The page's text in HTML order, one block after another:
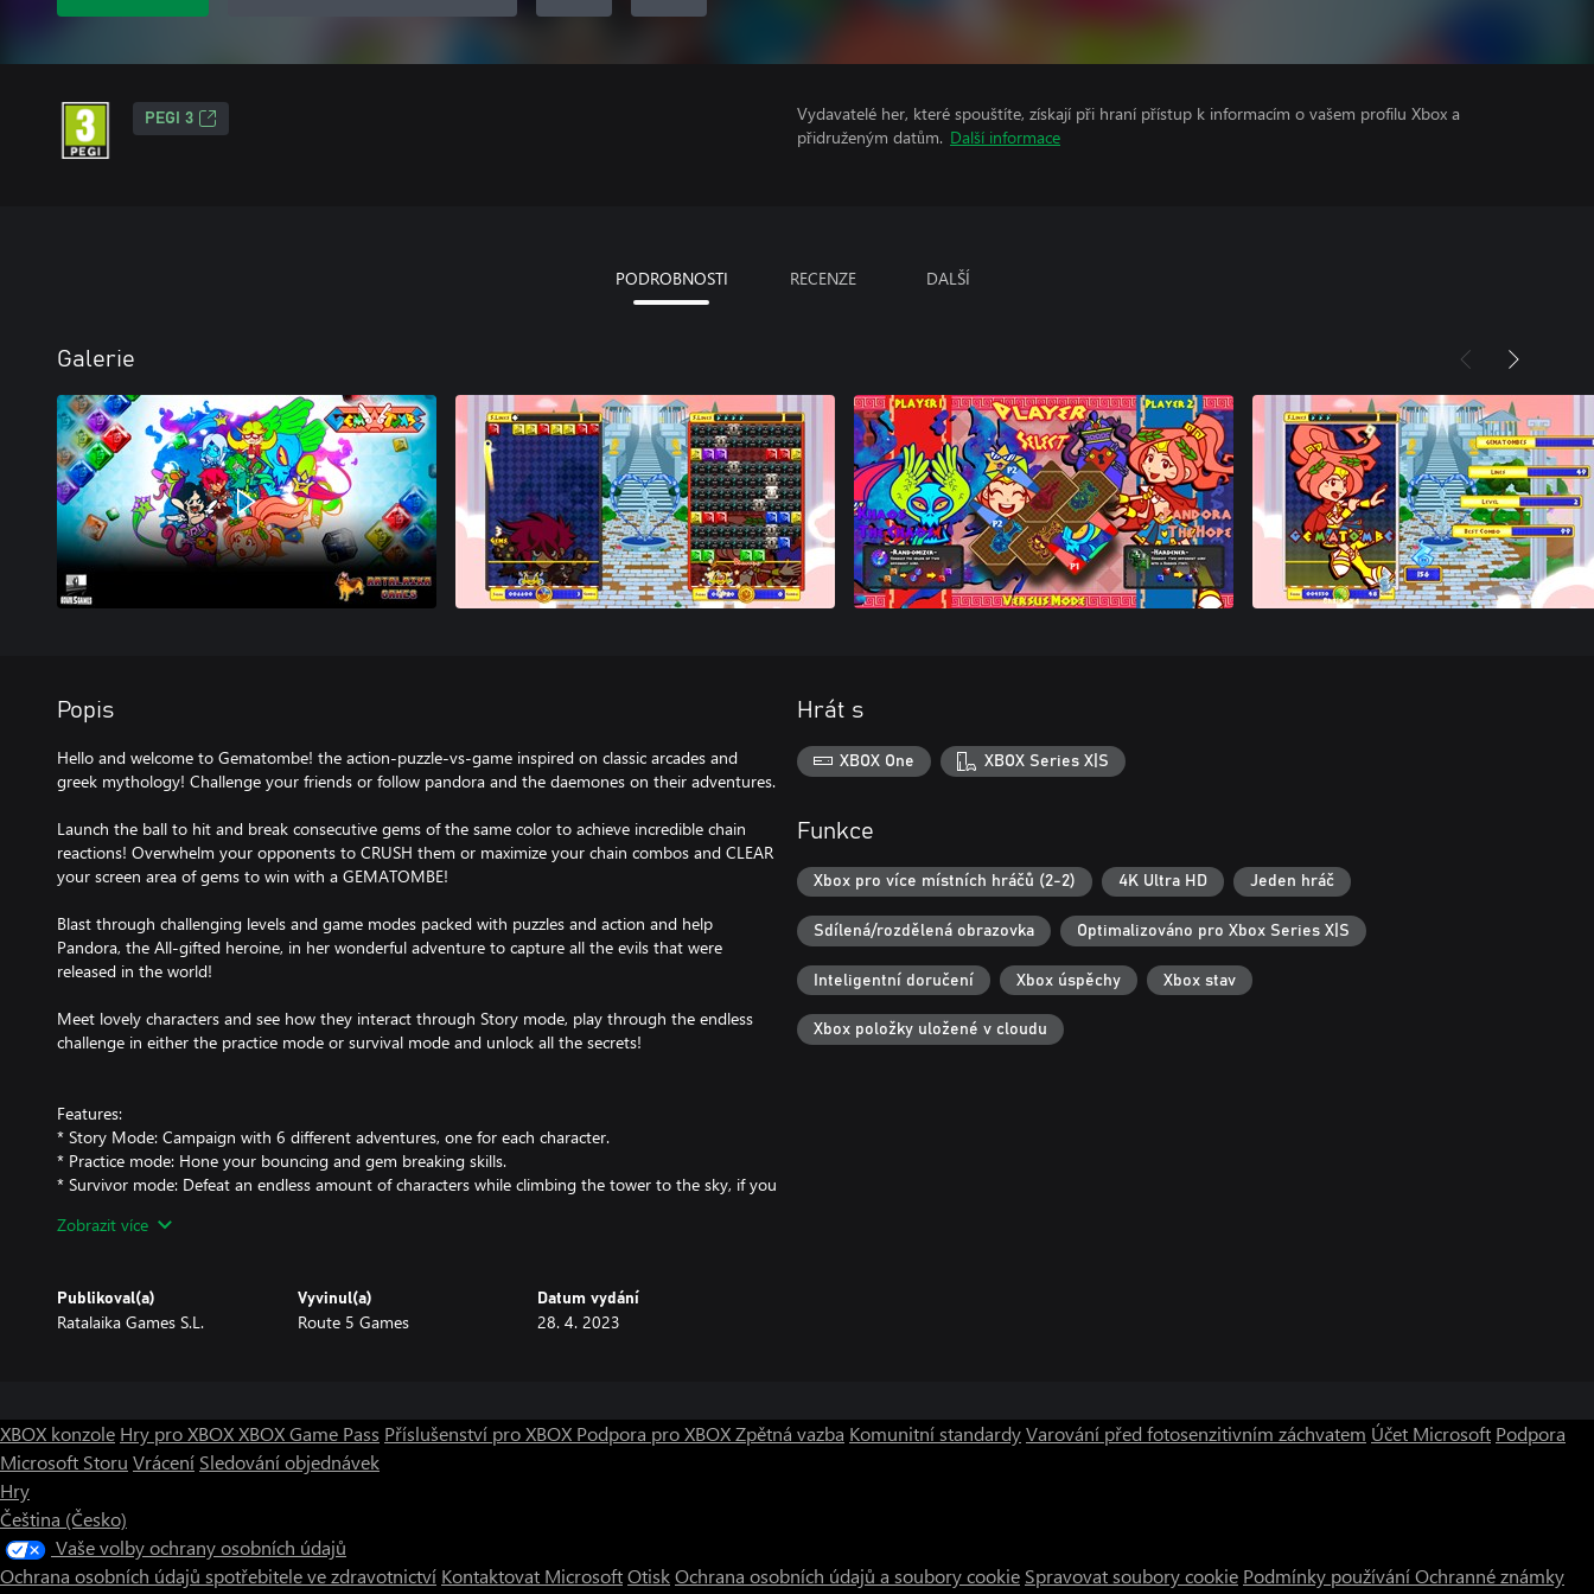
PEGI 3
Vydavatelé her, které spouštíte, získají při hraní přístup k informacím o vašem profilu Xbox a
přidruženým datům. Další informace
PODROBNOSTI RECENZE DALŠÍ
Galerie
Popis
Hello and welcome to Gematombe! the action-puzzle-vs-game inspired on classic arcades and
greek mythology! Challenge your friends or follow pandora and the daemones on their adventures.
Launch the ball to hit and break consecutive gems of the same color to achieve incredible chain
reactions! Overwhelm your opponents to CRUSH them or maximize your chain combos and CLEAR
your screen area of gems to win with a GEMATOMBE!
Blast through challenging levels and game modes packed with puzzles and action and help
Pandora, the All-gifted heroine, in her wonderful adventure to capture all the evils that were
released in the world!
Meet lovely characters and see how they interact through Story mode, play through the endless
challenge in either the practice mode or survival mode and unlock all the secrets!
Features:
* Story Mode: Campaign with 6 different adventures, one for each character.
* Practice mode: Hone your bouncing and gem breaking skills.
* Survivor mode: Defeat an endless amount of characters while climbing the tower to the sky, if you
* Local Versus mode: Play with a friend on the same system.
Zobrazit více
Publikoval(a)
Ratalaika Games S.L.
Vyvinul(a)
Route 5 Games
Datum vydání
28. 4. 2023
Hrát s
XBOX One XBOX Series X|S
Funkce
Xbox pro více místních hráčů (2-2) 4K Ultra HD Jeden hráč
Sdílená/rozdělená obrazovka Optimalizováno pro Xbox Series X|S
Inteligentní doručení Xbox úspěchy Xbox stav
Xbox položky uložené v cloudu
XBOX konzole Hry pro XBOXXBOX Game Pass Příslušenství pro XBOX Podpora pro XBOXZpětná vazba Komunitní standardyVarování před fotosenzitivním záchvatem Účet Microsoft Podpora
Microsoft Storu Vrácení Sledování objednávek
Hry
Čeština (Česko)
Vaše volby ochrany osobních údajů
Ochrana osobních údajů spotřebitele ve zdravotnictví Kontaktovat MicrosoftOtiskOchrana osobních údajů a soubory cookie Spravovat soubory cookie Podmínky používáníOchranné známky